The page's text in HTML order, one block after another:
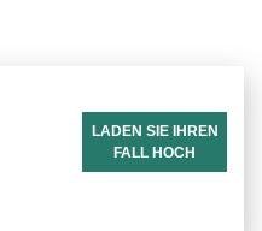
LADEN SIE IHREN
FALL HOCH